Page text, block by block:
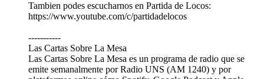
Tambien podes escucharnos en Partida de Locos:
⁠⁠⁠https://www.youtube.com/c/partidadelocos⁠⁠⁠
-----------
Las Cartas Sobre La Mesa
Las Cartas Sobre La Mesa es un programa de radio que se
emite semanalmente por Radio UNS (AM 1240) y por